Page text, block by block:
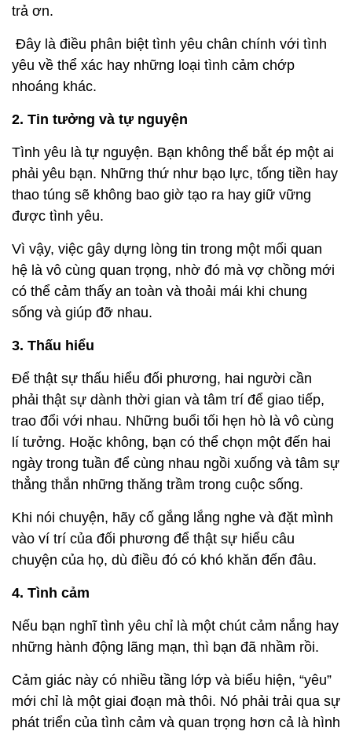
trả ơn.
Đây là điều phân biệt tình yêu chân chính với tình
yêu về thể xác hay những loại tình cảm chớp
nhoáng khác.
2. Tin tưởng và tự nguyện
Tình yêu là tự nguyện. Bạn không thể bắt ép một ai
phải yêu bạn. Những thứ như bạo lực, tống tiền hay
thao túng sẽ không bao giờ tạo ra hay giữ vững
được tình yêu.
Vì vậy, việc gây dựng lòng tin trong một mối quan
hệ là vô cùng quan trọng, nhờ đó mà vợ chồng mới
có thể cảm thấy an toàn và thoải mái khi chung
sống và giúp đỡ nhau.
3. Thấu hiểu
Để thật sự thấu hiểu đối phương, hai người cần
phải thật sự dành thời gian và tâm trí để giao tiếp,
trao đổi với nhau. Những buổi tối hẹn hò là vô cùng
lí tưởng. Hoặc không, bạn có thể chọn một đến hai
ngày trong tuần để cùng nhau ngồi xuống và tâm sự
thẳng thắn những thăng trầm trong cuộc sống.
Khi nói chuyện, hãy cố gắng lắng nghe và đặt mình
vào ví trí của đối phương để thật sự hiểu câu
chuyện của họ, dù điều đó có khó khăn đến đâu.
4. Tình cảm
Nếu bạn nghĩ tình yêu chỉ là một chút cảm nắng hay
những hành động lãng mạn, thì bạn đã nhầm rồi.
Cảm giác này có nhiều tầng lớp và biểu hiện, “yêu”
mới chỉ là một giai đoạn mà thôi. Nó phải trải qua sự
phát triển của tình cảm và quan trọng hơn cả là hình